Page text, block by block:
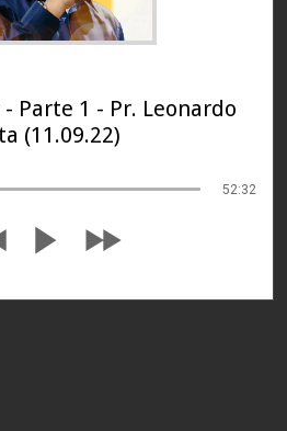
- Parte 1 - Pr. Leonardo
(11.09.22)
52:32